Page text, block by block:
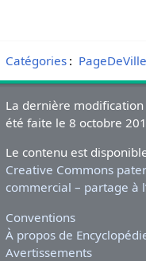
Catégories: PageDeVille
La dernière
été faite le 8 octobre
Le contenu est
Creative Commons
commercial – partage à
Conventions
À propos de
Avertissements